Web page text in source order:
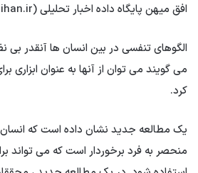
افق میهن پایگاه داده اخبار تحلیلی (ofoghmihan.ir):
الگوهای تنفسی در بین انسان ها آنقدر بی
می گویند می توان از آنها به عنوان ابزاری
کرد.
یک مطالعه جدید نشان داده است که انسان
منحصر به فرد برخوردار است که می تواند